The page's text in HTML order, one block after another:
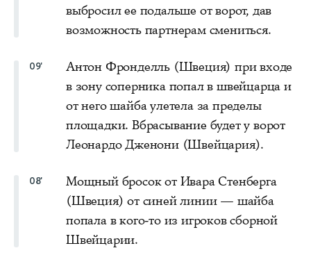
выбросил ее подальше от ворот, дав
возможность партнерам смениться.
09'
Антон Фронделль (Швеция) при входе
в зону соперника попал в швейцарца и
от него шайба улетела за пределы
площадки. Вбрасывание будет у ворот
Леонардо Дженони (Швейцария).
08'
Мощный бросок от Ивара Стенберга
(Швеция) от синей линии — шайба
попала в кого-то из игроков сборной
Швейцарии.